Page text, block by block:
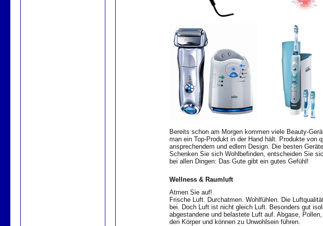
Bereits schon am Morgen kommen viele Beauty-
man ein Top-Produkt in der Hand hält. Produkte von
ansprechendem und edlem Design. Die besten
Schenken Sie sich Wohlbefinden, entscheiden Sie
bei allen Dingen: Das Gute gibt ein gutes Gefühl!
Wellness & Raumluft
Atmen Sie auf!
Frische Luft. Durchatmen. Wohlfühlen. Die
bei. Doch Luft ist nicht gleich Luft. Besonders gut
abgestandene und belastete Luft auf. Abgase,
den Körper und können zu Unwohlsein führen.